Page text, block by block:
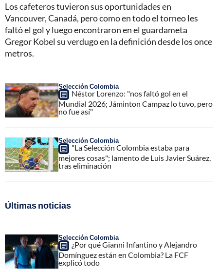
Los cafeteros tuvieron sus oportunidades en
Vancouver, Canadá, pero como en todo el torneo les
faltó el gol y luego encontraron en el guardameta
Gregor Kobel su verdugo en la definición desde los once
metros.
Selección Colombia
Néstor Lorenzo: "nos faltó gol en el
Mundial 2026; Jáminton Campaz lo tuvo, pero
no fue así"
Selección Colombia
"La Selección Colombia estaba para
mejores cosas"; lamento de Luis Javier Suárez,
tras eliminación
Últimas noticias
Selección Colombia
¿Por qué Gianni Infantino y Alejandro
Domínguez están en Colombia? La FCF
explicó todo